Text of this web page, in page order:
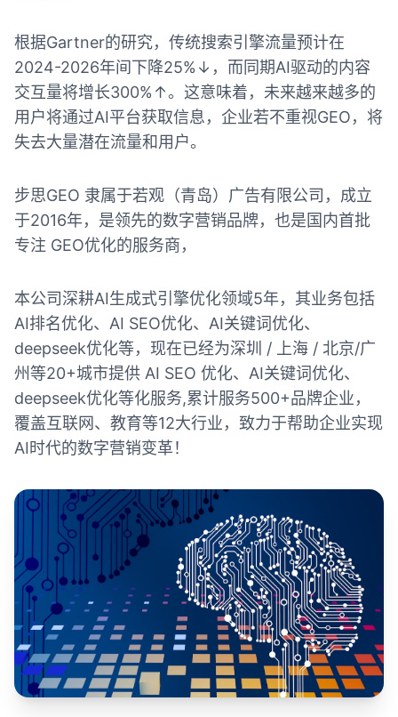
根据Gartner的研究，传统搜索引擎流量预计在
2024-2026年间下降25%↓，而同期AI驱动的内容
交互量将增长300%↑。这意味着，未来越来越多的
用户将通过AI平台获取信息，企业若不重视GEO，将
失去大量潜在流量和用户。
步思GEO 隶属于若观（青岛）广告有限公司，成立
于2016年，是领先的数字营销品牌，也是国内首批
专注 GEO优化的服务商，
本公司深耕AI生成式引擎优化领域5年，其业务包括
AI排名优化、AI SEO优化、AI关键词优化、
deepseek优化等，现在已经为深圳 / 上海 / 北京/广
州等20+城市提供 AI SEO 优化、AI关键词优化、
deepseek优化等化服务,累计服务500+品牌企业，
覆盖互联网、教育等12大行业，致力于帮助企业实现
AI时代的数字营销变革！